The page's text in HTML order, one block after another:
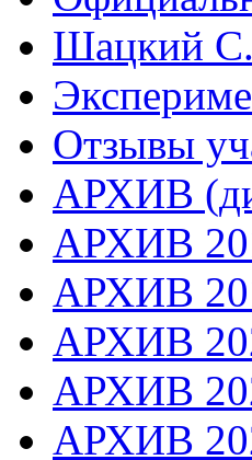
Шацкий
Отзывы
АРХИВ
АРХИВ
АРХИВ
АРХИВ
АРХИВ
АРХИВ